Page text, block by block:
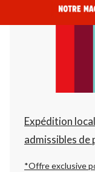
Expédition
admissibles de
*Offre exclusive